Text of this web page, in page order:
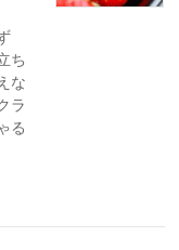
ち
な
ラ
る